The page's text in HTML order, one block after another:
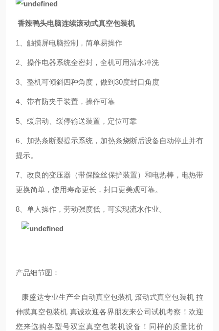
香辣鸭头电脑连续滚动式真空包装机
1、触摸屏电脑控制，简单易操作
2、操作电器系统全密封，全机可用清水冲洗
3、整机可倾斜四种角度，做到30度封口角度
4、带有防夹手装置，操作可靠
5、缓启动、缓停输送装置，定位可靠
6、加热条断裂提示系统，加热条烧断后设备自动停止并有
提示。
7、改良的变压器（带保险丝保护装置）和电热棒，电热带
更换简单，使用寿命更长，封口更美观可靠。
8、单人操作，劳动强度低，可实现流水作业。
产品细节图：
康盛达专业生产全自动真空包装机 滚动式真空包装机 拉
伸膜真空包装机 真诚欢迎各界朋友来公司试机考察 ！ 欢迎
您来选购各型号双室真空包装机设备！同样的质量比价